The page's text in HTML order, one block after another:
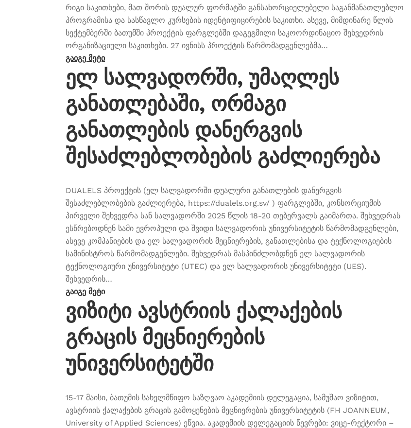
რიგი საკითხები, მათ შორის დუალურ ფორმატში განსახორციელებელი საგანმანათლებლო
პროგრამისა და სასწავლო კურსების იდენტიფიცირების საკითხი. ასევე, მიმდინარე წლის
სექტემბერში ბათუმში პროექტის ფარგლებში დაგეგმილი საკოორდინაციო შეხვედრის
ორგანიზაციული საკითხები. 27 ივნისს პროექტის წარმომადგენლებმა…
გაიგე მეტი
ელ სალვადორში, უმაღლეს
განათლებაში, ორმაგი
განათლების დანერგვის
შესაძლებლობების გაძლიერება
DUALELS პროექტის (ელ სალვადორში დუალური განათლების დანერგვის
შესაძლებლობების გაძლიერება, https://dualels.org.sv/ ) ფარგლებში, კონსორციუმის
პირველი შეხვედრა სან სალვადორში 2025 წლის 18-20 თებერვალს გაიმართა. შეხვედრას
ესწრებოდნენ სამი ევროპული და შვიდი სალვადორის უნივერსიტეტის წარმომადგენლები,
ასევე კომპანიების და ელ სალვადორის მეცნიერების, განათლებისა და ტექნოლოგიების
სამინისტროს წარმომადგენლები. შეხვედრას მასპინძლობდნენ ელ სალვადორის
ტექნოლოგიური უნივერსიტეტი (UTEC) და ელ სალვადორის უნივერსიტეტი (UES).
შეხვედრის…
გაიგე მეტი
ვიზიტი ავსტრიის ქალაქების
გრაცის მეცნიერების
უნივერსიტეტში
15-17 მაისი, ბათუმის სახელმწიფო საზღვაო აკადემიის დელეგაცია, სამუშაო ვიზიტით,
ავსტრიის ქალაქების გრაცის გამოყენების მეცნიერების უნივერსიტეტის (FH JOANNEUM,
University of Applied Sciences) ეწვია. აკადემიის დელეგაციის წევრები: ვიცე-რექტორი –